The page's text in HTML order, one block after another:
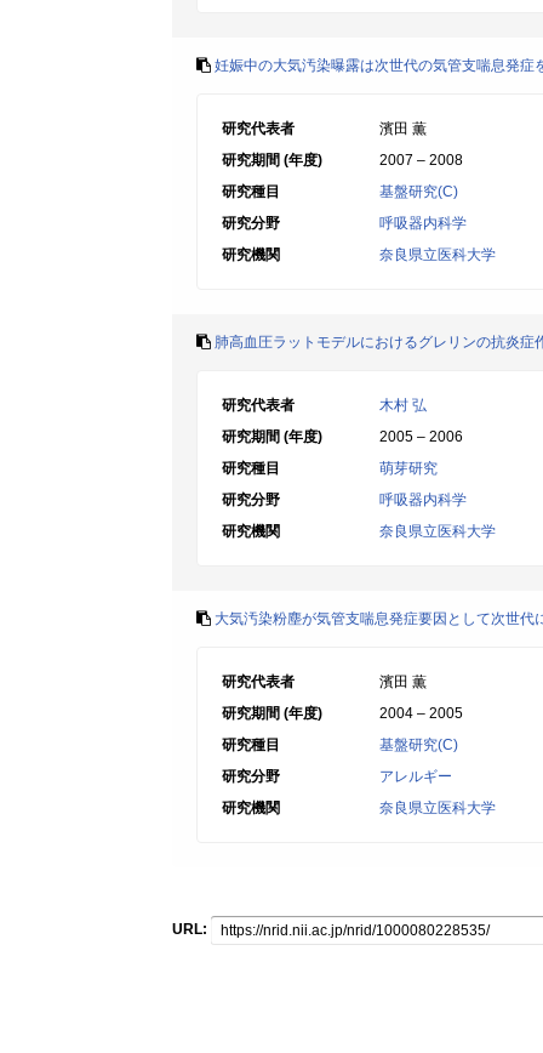
妊娠中の大気汚染曝露は次世代の気管支喘息発症
研究代表者
濱田 薫
研究期間 (年度)
2007 – 2008
研究種目
基盤研究(C)
研究分野
呼吸器内科学
研究機関
奈良県立医科大学
肺高血圧ラットモデルにおけるグレリンの抗炎症
研究代表者
木村 弘
研究期間 (年度)
2005 – 2006
研究種目
萌芽研究
研究分野
呼吸器内科学
研究機関
奈良県立医科大学
大気汚染粉塵が気管支喘息発症要因として次世代
研究代表者
濱田 薫
研究期間 (年度)
2004 – 2005
研究種目
基盤研究(C)
研究分野
アレルギー
研究機関
奈良県立医科大学
URL: